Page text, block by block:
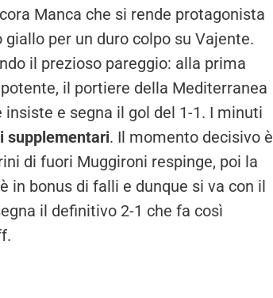
Manca che si rende protagonista
per un duro colpo su Vajente.
il prezioso pareggio: alla prima
il portiere della Mediterranea
e segna il gol del 1-1. I minuti
supplementari. Il momento decisivo è
di fuori Muggironi respinge, poi la
in bonus di falli e dunque si va con il
il definitivo 2-1 che fa così